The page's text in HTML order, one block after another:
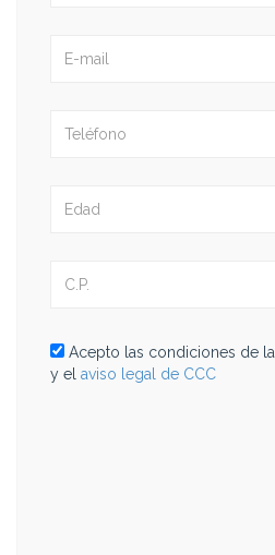
Acepto las condiciones de la
y el aviso legal de CCC